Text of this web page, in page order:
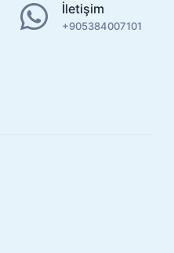
İletişim
+905384007101